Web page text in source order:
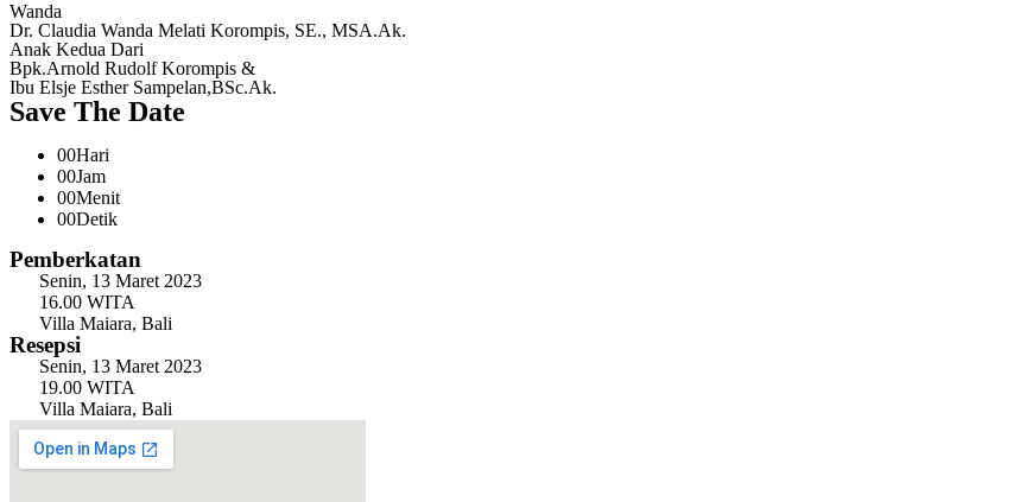
Wanda
Dr. Claudia Wanda Melati Korompis, SE., MSA.Ak.
Anak Kedua Dari
Bpk.Arnold Rudolf Korompis &
Ibu Elsje Esther Sampelan,BSc.Ak.
Save The Date
00Hari
00Jam
00Menit
00Detik
Pemberkatan
Senin, 13 Maret 2023
16.00 WITA
Villa Maiara, Bali
Resepsi
Senin, 13 Maret 2023
19.00 WITA
Villa Maiara, Bali